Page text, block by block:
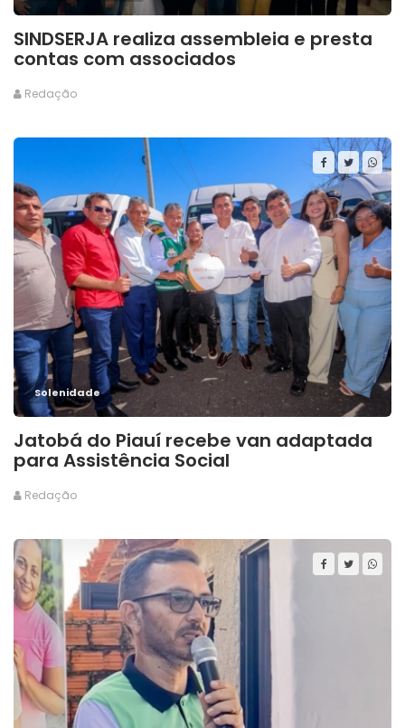
SINDSERJA realiza assembleia e presta
contas com associados
Redação
Solenidade
Jatobá do Piauí recebe van adaptada
para Assistência Social
Redação